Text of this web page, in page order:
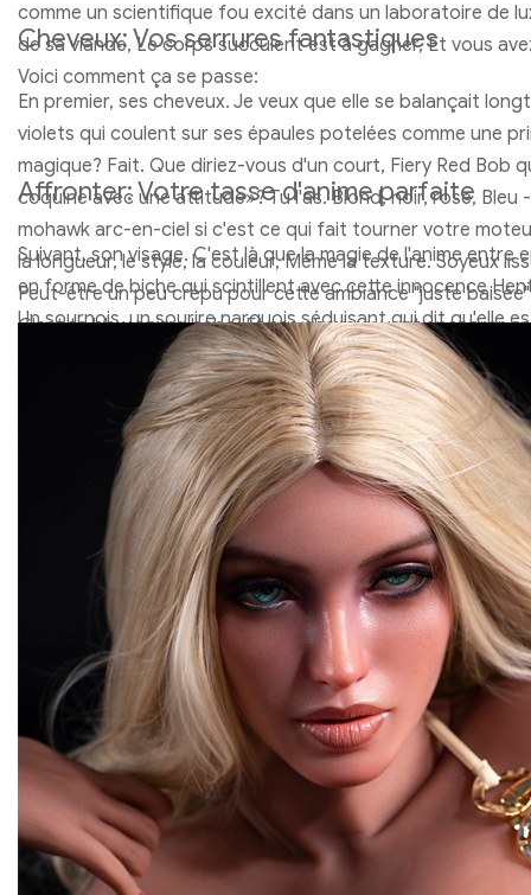
comme un scientifique fou excité dans un laboratoire de
de sa viande, Le corps succulent est à gagner, Et vous
Voici comment ça se passe:
Cheveux: Vos serrures fantastiques
En premier, ses cheveux. Je veux que elle se balançait
violets qui coulent sur ses épaules potelées comme une
magique? Fait. Que diriez-vous d'un court, Fiery Red Bob
coquine avec une attitude»? Tu l'as. Blond, noir, rose, Bleu
mohawk arc-en-ciel si c'est ce qui fait tourner votre
la longueur, le style, la couleur, Même la texture. Soyeux
Peut-être un peu crépu pour cette ambiance "juste
C'est ta bbw anime babe, Et ses cheveux vont encadrer
Affronter: Votre tasse d'anime parfaite
Suivant, son visage. C'est là que la magie de l'anime entre
en forme de biche qui scintillent avec cette innocence
Un sournois, un sourire narquois séduisant qui dit qu'elle
méchante? Enfer ouais. Vous pouvez modifier la couleur
violet, vert émeraude, Ou peut-être une or éclatante qui
autre monde». Ses joues peuvent être dodues et roses,
vibration joufflu, ou net et sensuel si vous êtes dans un
Lèvres? Oh, Tu ferais mieux de croire que tu les choisis
implorent un baiser - ou autre chose - ou peut-être un
est ta création, Homme - Faites son visage le truc de vos